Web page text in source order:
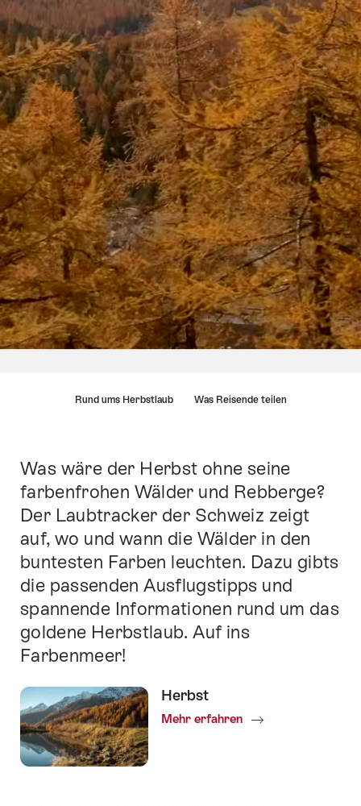
direkt
zu
Ankerpunkten
auf
dieser
Seite
führen.
Rund ums Herbstlaub Was Reisende teilen
Einleitung
Was wäre der Herbst ohne seine
farbenfrohen Wälder und Rebberge?
Der Laubtracker der Schweiz zeigt
auf, wo und wann die Wälder in den
buntesten Farben leuchten. Dazu gibts
die passenden Ausflugstipps und
spannende Informationen rund um das
goldene Herbstlaub. Auf ins
Farbenmeer!
Herbst
Mehr erfahren